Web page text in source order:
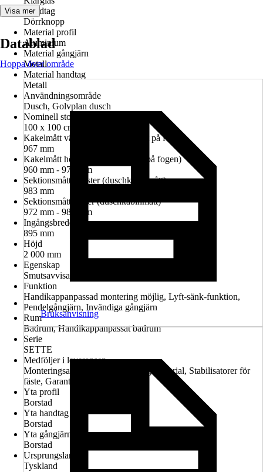
Handtag
Dörrknopp
Material profil
Aluminium
Material gångjärn
Metall
Material handtag
Metall
Användningsområde
Dusch, Golvplan dusch
Nominell storlek i cm
100 x 100 cm
Kakelmått vänster (glasrutans mitt på fogen)
967 mm
Kakelmått höger (glasrutans mitt på fogen)
960 mm - 974 mm
Sektionsmått vänster (duschkabinmått)
983 mm
Sektionsmått höger (duschkabinmått)
972 mm - 986 mm
Ingångsbredd
895 mm
Höjd
2 000 mm
Egenskap
Smutsavvisande glasbeläggning, Konfigurerbar
Funktion
Handikappanpassad montering möjlig, Lyft-sänk-funktion,
Pendelgångjärn, Invändiga gångjärn
Rum
Badrum, Handikappanpassat badrum
Serie
SETTE
Medföljer i leveransen
Monteringsanvisningar, Monteringsmaterial, Stabilisatorer för
fäste, Garantiintyg
Yta profil
Borstad
Yta handtag
Borstad
Yta gångjärn
Borstad
Ursprungsland
Tyskland
Visa mer
Datablad
Hoppa över område
Bruksanvisning